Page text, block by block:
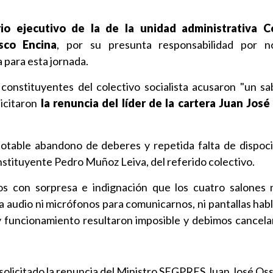
ejecutivo de la de la unidad administrativa
Encina, por su presunta responsabilidad por
esta jornada.
del colectivo socialista acusaron "un
la renuncia del líder de la cartera Juan José
abandono de deberes y repetida falta de
Pedro Muñoz Leiva, del referido colectivo.
con sorpresa e indignación que los cuatro salones
ni micrófonos para comunicarnos, ni pantallas
resultaron imposible y debimos